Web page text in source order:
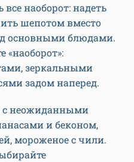
все наоборот: надеть
шепотом вместо
основными блюдами.
«наоборот»:
зеркальными
задом наперед.
неожиданными
и беконом,
мороженое с чили.